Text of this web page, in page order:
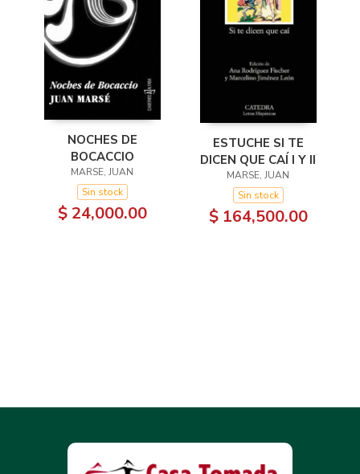
NOCHES DE
BOCACCIO
MARSE, JUAN
Sin stock
$ 24,000.00
ESTUCHE SI TE
DICEN QUE CAÍ I Y II
MARSE, JUAN
Sin stock
$ 164,500.00